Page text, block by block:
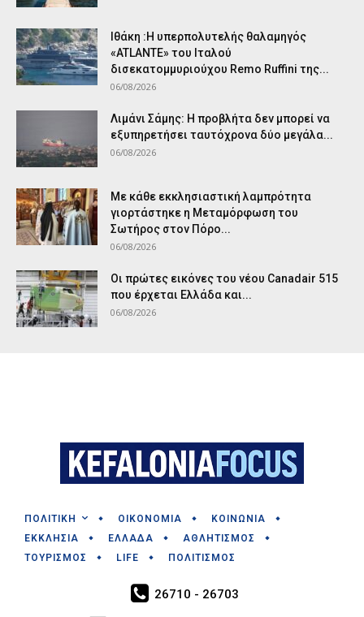
Ιθάκη :Η υπερπολυτελής θαλαμηγός
«ATLANTE» του Ιταλού
δισεκατομμυριούχου Remo Ruffini της...
06/08/2026
Λιμάνι Σάμης: Η προβλήτα δεν μπορεί να
εξυπηρετήσει ταυτόχρονα δύο μεγάλα...
06/08/2026
Με κάθε εκκλησιαστική λαμπρότητα
γιορτάστηκε η Μεταμόρφωση του
Σωτήρος στον Πόρο...
06/08/2026
Οι πρώτες εικόνες του νέου Canadair 515
που έρχεται Ελλάδα και...
06/08/2026
ΠΟΛΙΤΙΚΗ ΟΙΚΟΝΟΜΙΑ
ΚΟΙΝΩΝΙΑ
ΕΚΚΛΗΣΙΑ
ΕΛΛΑΔΑ
ΑΘΛΗΤΙΣΜΟΣ
ΤΟΥΡΙΣΜΟΣ
LIFE ΠΟΛΙΤΙΣΜΟΣ
26710 - 26703